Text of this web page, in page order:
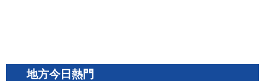
地方今日熱門